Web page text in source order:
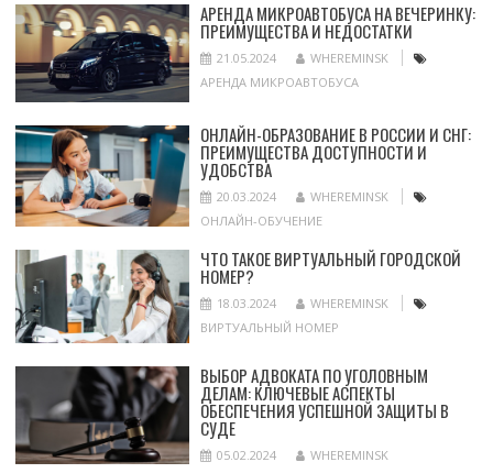
АРЕНДА МИКРОАВТОБУСА НА ВЕЧЕРИНКУ:
ПРЕИМУЩЕСТВА И НЕДОСТАТКИ
21.05.2024
WHEREMINSK
АРЕНДА МИКРОАВТОБУСА
ОНЛАЙН-ОБРАЗОВАНИЕ В РОССИИ И СНГ:
ПРЕИМУЩЕСТВА ДОСТУПНОСТИ И
УДОБСТВА
20.03.2024
WHEREMINSK
ОНЛАЙН-ОБУЧЕНИЕ
ЧТО ТАКОЕ ВИРТУАЛЬНЫЙ ГОРОДСКОЙ
НОМЕР?
18.03.2024
WHEREMINSK
ВИРТУАЛЬНЫЙ НОМЕР
ВЫБОР АДВОКАТА ПО УГОЛОВНЫМ
ДЕЛАМ: КЛЮЧЕВЫЕ АСПЕКТЫ
ОБЕСПЕЧЕНИЯ УСПЕШНОЙ ЗАЩИТЫ В
СУДЕ
05.02.2024 WHEREMINSK